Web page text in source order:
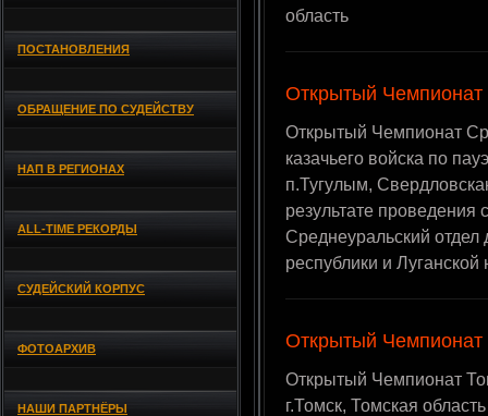
ПОСТАНОВЛЕНИЯ
ОБРАЩЕНИЕ ПО СУДЕЙСТВУ
НАП В РЕГИОНАХ
ALL-TIME РЕКОРДЫ
СУДЕЙСКИЙ КОРПУС
ФОТОАРХИВ
НАШИ ПАРТНЁРЫ
область
Открытый
Открытый Чемпионат
казачьего войска по
п.Тугулым,
результате проведения
Среднеуральский
республики и
Открытый Чемпионат
Открытый Чемпионат
г.Томск, Томская область